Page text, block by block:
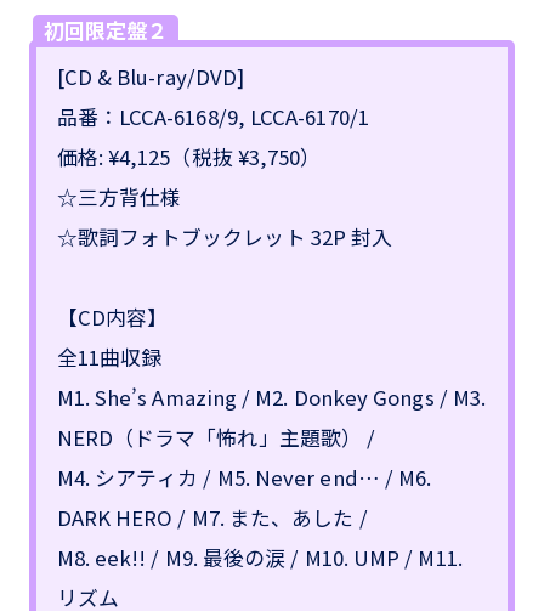
初回限定盤２
[CD & Blu-ray/DVD]
品番：LCCA-6168/9, LCCA-6170/1
価格: ¥4,125（税抜 ¥3,750）
☆三方背仕様
☆歌詞フォトブックレット 32P 封入
【CD内容】
全11曲収録
M1. She’s Amazing / M2. Donkey Gongs / M3.
NERD（ドラマ「怖れ」主題歌） /
M4. シアティカ / M5. Never end… / M6.
DARK HERO / M7. また、あした /
M8. eek!! / M9. 最後の涙 / M10. UMP / M11.
リズム